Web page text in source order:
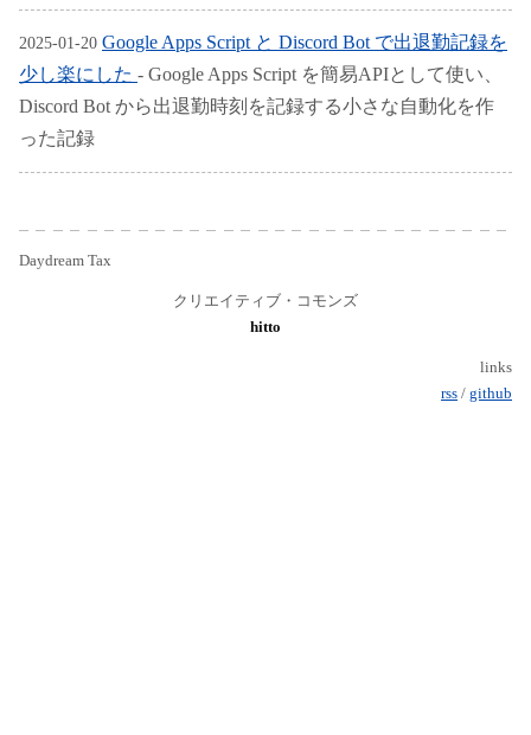
2025-01-20 Google Apps Script と Discord Bot で出退勤記録を
少し楽にした - Google Apps Script を簡易APIとして使い、
Discord Bot から出退勤時刻を記録する小さな自動化を作
った記録
Daydream Tax
クリエイティブ・コモンズ
hitto
links
rss / github